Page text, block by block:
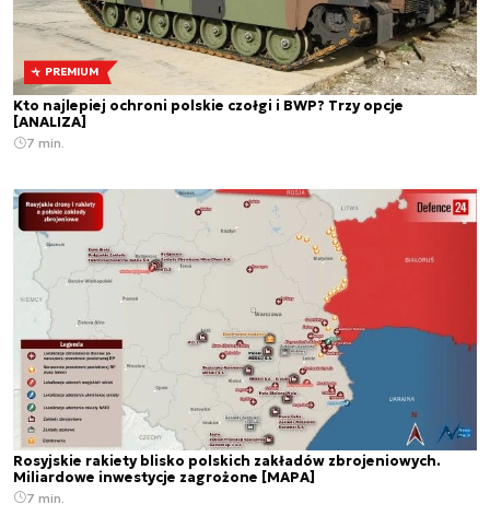
PREMIUM
Kto najlepiej ochroni polskie czołgi i BWP? Trzy opcje
[ANALIZA]
7 min.
Rosyjskie rakiety blisko polskich zakładów zbrojeniowych.
Miliardowe inwestycje zagrożone [MAPA]
7 min.